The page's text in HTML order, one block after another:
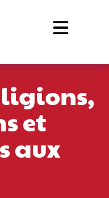
et
aux